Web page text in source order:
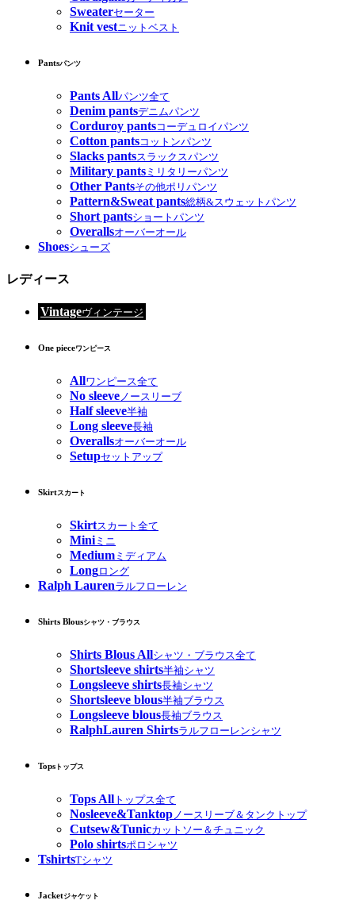
Sweaterセーター
Knit vestニットベスト
Pantsパンツ
Pants Allパンツ全て
Denim pantsデニムパンツ
Corduroy pantsコーデュロイパンツ
Cotton pantsコットンパンツ
Slacks pantsスラックスパンツ
Military pants ミリタリーパンツ
Other Pantsその他ポリパンツ
Pattern&Sweat pants総柄&スウェットパンツ
Short pantsショートパンツ
Overallsオーバーオール
Shoesシューズ
レディース
Vintageヴィンテージ
One pieceワンピース
Allワンピース全て
No sleeveノースリーブ
Half sleeve半袖
Long sleeve長袖
Overallsオーバーオール
Setupセットアップ
Skirtスカート
Skirtスカート全て
Miniミニ
Medium ミディアム
Longロング
Ralph Laurenラルフローレン
Shirts Blousシャツ・ブラウス
Shirts Blous Allシャツ・ブラウス全て
Shortsleeve shirts半袖シャツ
Longsleeve shirts長袖シャツ
Shortsleeve blous半袖ブラウス
Longsleeve blous長袖ブラウス
RalphLauren Shirtsラルフローレンシャツ
Tops トップス
Tops All トップス全て
Nosleeve&Tanktop ノースリーブ＆タンクトップ
Cutsew&Tunicカットソー＆チュニック
Polo shirtsポロシャツ
TshirtsTシャツ
Jacketジャケット